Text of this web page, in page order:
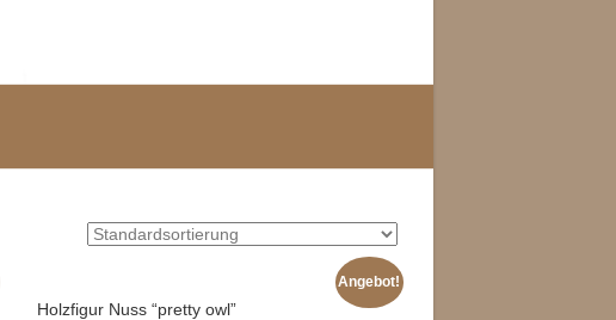
Angebot!
Holzfigur Nuss “pretty owl”